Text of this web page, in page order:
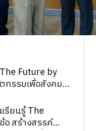
Future by
กรรมเพื่อสังคม
รียนรู้ The
อ สร้างสรรค์